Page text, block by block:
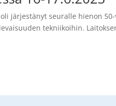
järjestänyt seuralle hienon
tekniikoihin.